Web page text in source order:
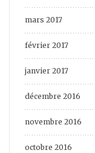
mars 2017
février 2017
janvier 2017
décembre 2016
novembre 2016
octobre 2016